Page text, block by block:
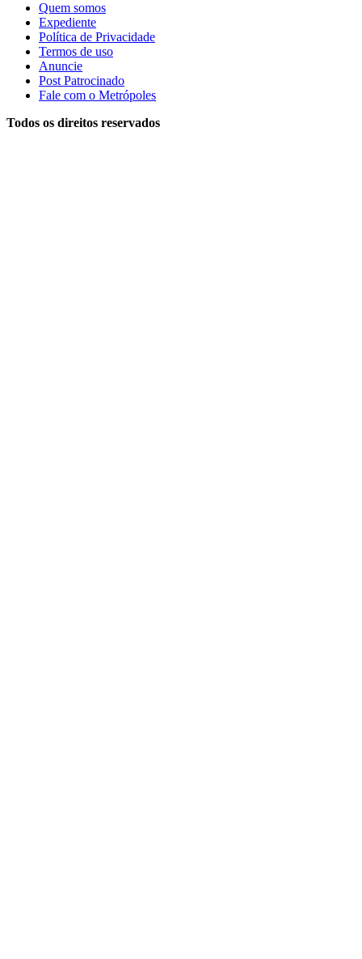
Quem somos
Expediente
Política de Privacidade
Termos de uso
Anuncie
Post Patrocinado
Fale com o Metrópoles
Todos os direitos reservados